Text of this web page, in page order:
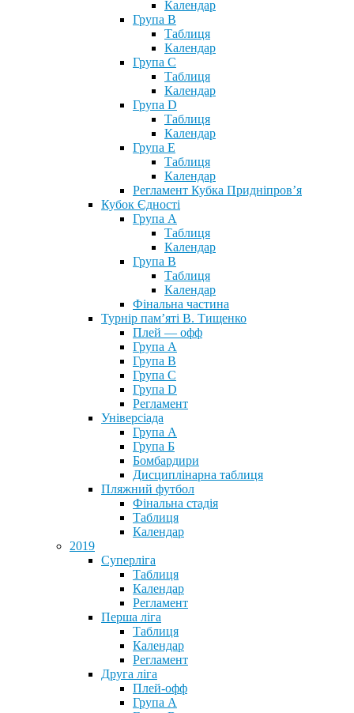
Календар
Група В
Таблиця
Календар
Група С
Таблиця
Календар
Група D
Таблиця
Календар
Група Е
Таблиця
Календар
Регламент Кубка Придніпров’я
Кубок Єдності
Група А
Таблиця
Календар
Група В
Таблиця
Календар
Фінальна частина
Турнір пам’яті В. Тищенко
Плей — офф
Група А
Група B
Група С
Група D
Регламент
Універсіада
Група А
Група Б
Бомбардири
Дисциплінарна таблиця
Пляжний футбол
Фінальна стадія
Таблиця
Календар
2019
Суперліга
Таблиця
Календар
Регламент
Перша ліга
Таблиця
Календар
Регламент
Друга ліга
Плей-офф
Група А